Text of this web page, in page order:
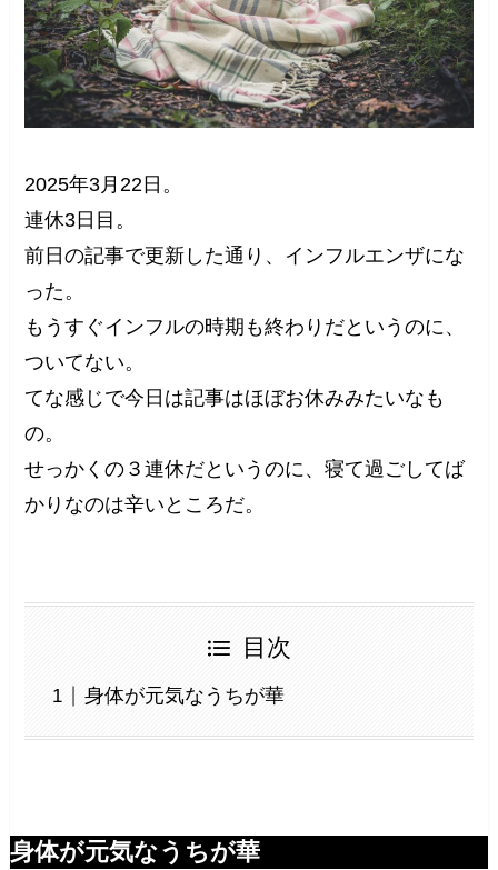
2025年3月22日。
連休3日目。
前日の記事で更新した通り、インフルエンザにな
った。
もうすぐインフルの時期も終わりだというのに、
ついてない。
てな感じで今日は記事はほぼお休みみたいなも
の。
せっかくの３連休だというのに、寝て過ごしてば
かりなのは辛いところだ。
目次
身体が元気なうちが華
身体が元気なうちが華